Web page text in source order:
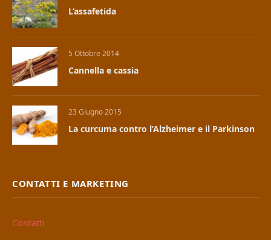
L’assafetida
5 Ottobre 2014
Cannella e cassia
23 Giugno 2015
La curcuma contro l’Alzheimer e il Parkinson
CONTATTI E MARKETING
Contatti